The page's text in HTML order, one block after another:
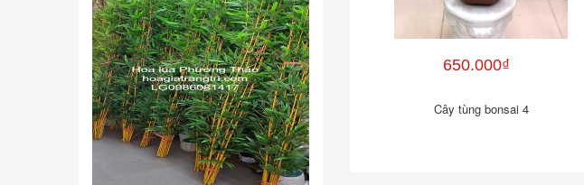
150.000₫
Chậu hồng môn giả
650.000₫
Cây tùng bonsai 4